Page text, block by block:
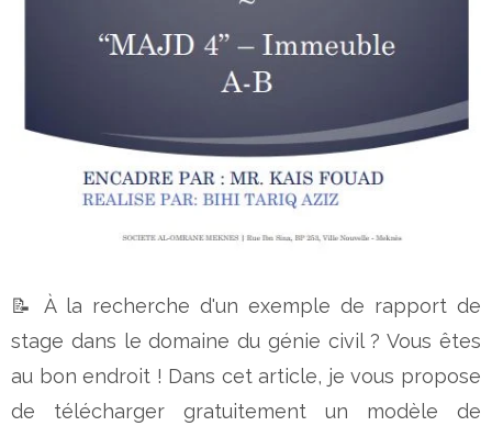
📝 À la recherche d'un exemple de rapport de
stage dans le domaine du génie civil ? Vous êtes
au bon endroit ! Dans cet article, je vous propose
de télécharger gratuitement un modèle de